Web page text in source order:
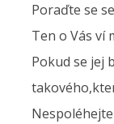
Poraďte se
Ten o Vás ví
Pokud se jej